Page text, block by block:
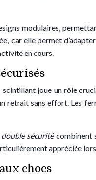
modulaires,
car elle permet
en cours.
scintillant joue un rôle
retrait sans effort. Les
double sécuritécombinent
appréciée
chocs